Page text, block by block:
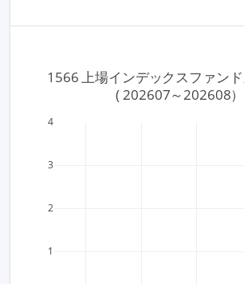
1
2
3
4
1566 上場インデックスファン
( 202607～202608）